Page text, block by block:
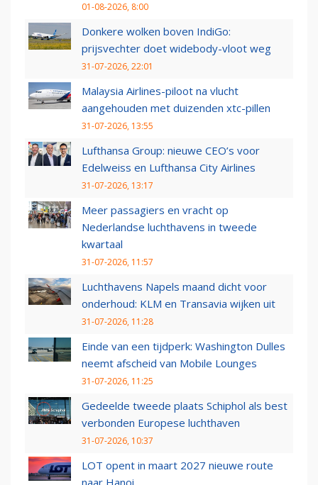
01-08-2026, 8:00
Donkere wolken boven IndiGo:
prijsvechter doet widebody-vloot weg
31-07-2026, 22:01
Malaysia Airlines-piloot na vlucht
aangehouden met duizenden xtc-pillen
31-07-2026, 13:55
Lufthansa Group: nieuwe CEO’s voor
Edelweiss en Lufthansa City Airlines
31-07-2026, 13:17
Meer passagiers en vracht op
Nederlandse luchthavens in tweede
kwartaal
31-07-2026, 11:57
Luchthavens Napels maand dicht voor
onderhoud: KLM en Transavia wijken uit
31-07-2026, 11:28
Einde van een tijdperk: Washington Dulles
neemt afscheid van Mobile Lounges
31-07-2026, 11:25
Gedeelde tweede plaats Schiphol als best
verbonden Europese luchthaven
31-07-2026, 10:37
LOT opent in maart 2027 nieuwe route